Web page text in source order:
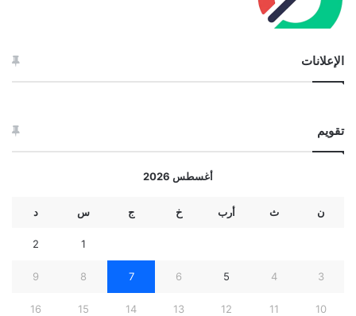
الإعلانات
تقويم
أغسطس 2026
ن ث أرب خ ج س د
1
2
3
4
5
6
7
8
9
10
11
12
13
14
15
16